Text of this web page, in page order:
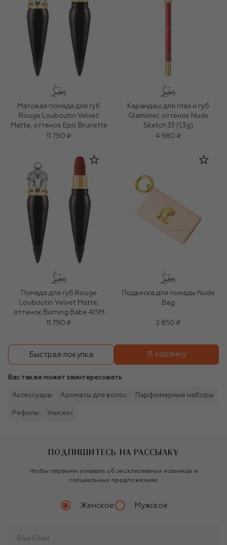
Матовая помада для губ
Rouge Louboutin Velvet
Matte, оттенок Epic Brunette
11 790 ₽
Карандаш для глаз и губ
Glamliner, оттенок Nude
Sketch 33 (1,3g)
4 980 ₽
Помада для губ Rouge
Louboutin Velvet Matte,
оттенок Burning Babe 415M
(3,8g)
11 790 ₽
Подвеска для помады Nude
Bag
2 850 ₽
Быстрая покупка В корзину
Вас также может заинтересовать
Аксессуары Ароматы для волос Парфюмерные наборы
Рефилы Унисекс
ПОДПИШИТЕСЬ НА РАССЫЛКУ
Чтобы первыми узнавать об эксклюзивных новинках и
специальных предложениях
Женское Мужское